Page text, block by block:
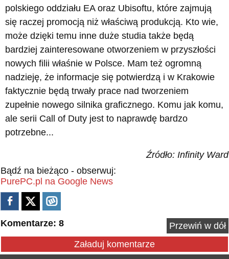
polskiego oddziału EA oraz Ubisoftu, które zajmują
się raczej promocją niż właściwą produkcją. Kto wie,
może dzięki temu inne duże studia także będą
bardziej zainteresowane otworzeniem w przyszłości
nowych filii właśnie w Polsce. Mam też ogromną
nadzieję, że informacje się potwierdzą i w Krakowie
faktycznie będą trwały prace nad tworzeniem
zupełnie nowego silnika graficznego. Komu jak komu,
ale serii Call of Duty jest to naprawdę bardzo
potrzebne...
Źródło: Infinity Ward
Bądź na bieżąco - obserwuj:
PurePC.pl na Google News
Komentarze: 8
Przewiń w dół
Załaduj komentarze